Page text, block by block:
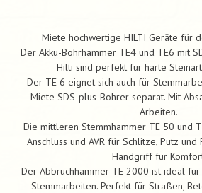
Miete hochwertige HILTI Geräte für
Der Akku-Bohrhammer TE4 und TE6 mit
Hilti sind perfekt für harte
Der TE 6 eignet sich auch für
Miete SDS-plus-Bohrer separat. Mit
Arbeiten.
Die mittleren Stemmhammer TE 50 und
Anschluss und AVR für Schlitze, Putz
Handgriff für
Der Abbruchhammer TE 2000 ist ideal
Stemmarbeiten. Perfekt für Straßen,